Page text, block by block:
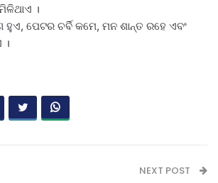
।
ପେଟର ଚର୍ବି କମେ, ମନ ଶାନ୍ତ ରହେ ଏବଂ
।
NEXT POST